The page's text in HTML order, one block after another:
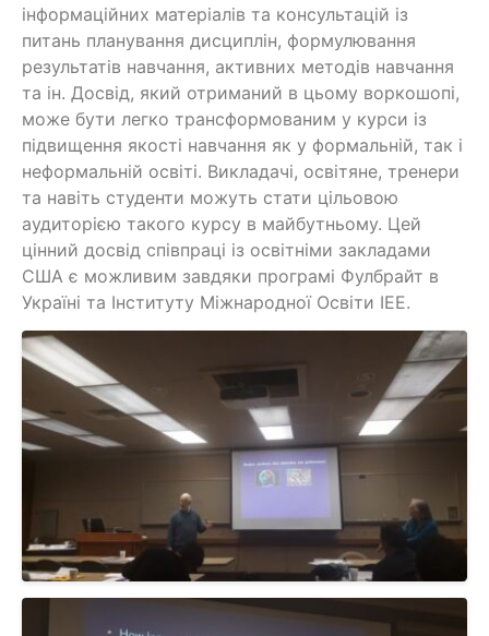
інформаційних матеріалів та консультацій із
питань планування дисциплін, формулювання
результатів навчання, активних методів навчання
та ін. Досвід, який отриманий в цьому воркошопі,
може бути легко трансформованим у курси із
підвищення якості навчання як у формальній, так і
неформальній освіті. Викладачі, освітяне, тренери
та навіть студенти можуть стати цільовою
аудиторією такого курсу в майбутньому. Цей
цінний досвід співпраці із освітніми закладами
США є можливим завдяки програмі Фулбрайт в
Україні та Інституту Міжнародної Освіти IEE.